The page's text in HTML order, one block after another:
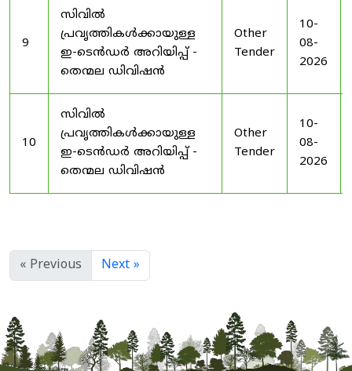
9
സിവിൽ
പ്രവൃത്തികൾക്കായുള്ള
ഇ-ടെൻഡർ അറിയിപ്പ് -
തെന്മല ഡിവിഷൻ
Other
Tender
10-
08-
2026
10
സിവിൽ
പ്രവൃത്തികൾക്കായുള്ള
ഇ-ടെൻഡർ അറിയിപ്പ് -
തെന്മല ഡിവിഷൻ
Other
Tender
10-
08-
2026
« Previous Next »